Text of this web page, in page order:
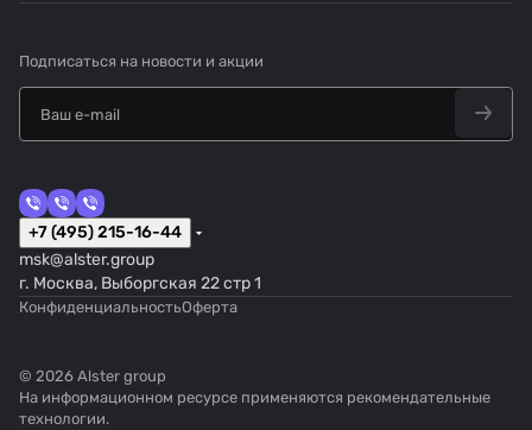
Подписаться на новости и акции
+7 (495) 215-16-44
msk@alster.group
г. Москва, Выборгская 22 стр 1
КонфиденциальностьОферта
© 2026 Alster group
На информационном ресурсе применяются рекомендательные
технологии.